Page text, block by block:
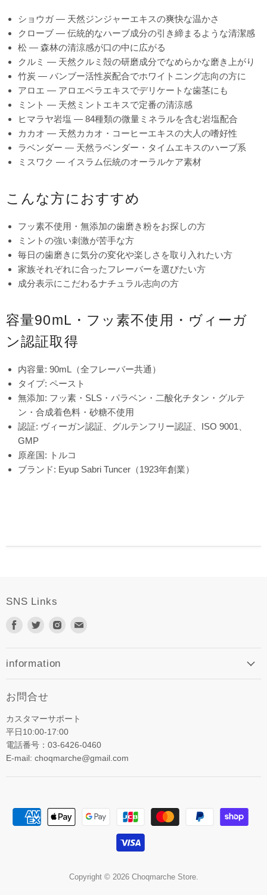
ショウガ — 天然ジンジャーエキスの爽快な温かさ
クローブ — 伝統的なハーブ成分の引き締まるような清潔感
松 — 森林の清涼感が口の中に広がる
クルミ — 天然クルミ殻の研磨成分でなめらかな磨き上がり
竹炭 — バンブー活性炭配合でホワイトニング志向の方に
アロエ — アロエベラエキスでデリケートな歯茎にも
ミント — 天然ミントエキスで定番の清涼感
ヒマラヤ岩塩 — 84種類の微量ミネラルを含む岩塩配合
カカオ — 天然カカオ・コーヒーエキスの大人の嗜好性
ラベンダー — 天然ラベンダー・タイムエキスのハーブ系
ミスワク — イスラム伝統のオーラルケア素材
こんな方におすすめ
フッ素不使用・無添加の歯磨き粉をお探しの方
ミントの強い刺激が苦手な方
毎日の歯磨きに気分の変化や楽しさを取り入れたい方
家族それぞれに合ったフレーバーを選びたい方
成分表示にこだわるナチュラル志向の方
容量90mL・フッ素不使用・ヴィーガ
ン認証取得
内容量: 90mL（全フレーバー共通）
タイプ: ペースト
無添加: フッ素・SLS・パラベン・二酸化チタン・グルテ
ン・合成着色料・砂糖不使用
認証: ヴィーガン認証、グルテンフリー認証、ISO 9001、
GMP
原産国: トルコ
ブランド: Eyup Sabri Tuncer（1923年創業）
SNS Links
Facebook
つ
く
だ
さ
い
Twitter
つ
く
だ
さ
い
Instagram
さ
い
く
だ
information
お問合せ
カスタマーサポート
平日10:00-17:00
電話番号：03-6426-0460
E-mail: choqmarche@gmail.com
Copyright © 2026 Choqmarche Store.